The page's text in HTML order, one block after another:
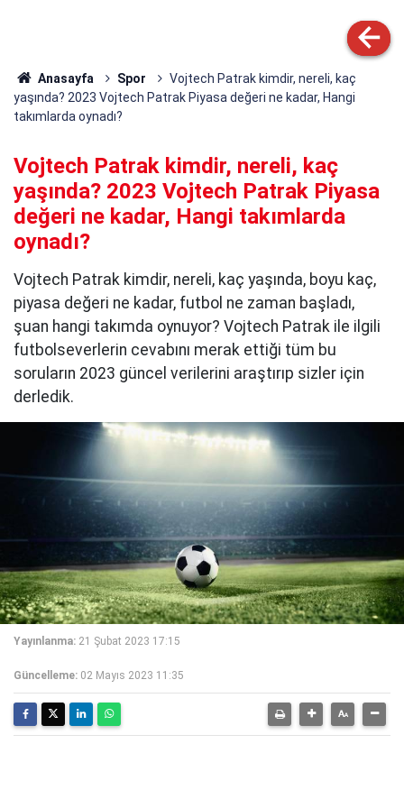
Anasayfa Spor
Vojtech Patrak kimdir, nereli, kaç
yaşında? 2023 Vojtech Patrak Piyasa değeri ne kadar, Hangi
takımlarda oynadı?
Vojtech Patrak kimdir, nereli, kaç
yaşında? 2023 Vojtech Patrak Piyasa
değeri ne kadar, Hangi takımlarda
oynadı?
Vojtech Patrak kimdir, nereli, kaç yaşında, boyu kaç,
piyasa değeri ne kadar, futbol ne zaman başladı,
şuan hangi takımda oynuyor? Vojtech Patrak ile ilgili
futbolseverlerin cevabını merak ettiği tüm bu
soruların 2023 güncel verilerini araştırıp sizler için
derledik.
Yayınlanma: 21 Şubat 2023 17:15
Güncelleme: 02 Mayıs 2023 11:35